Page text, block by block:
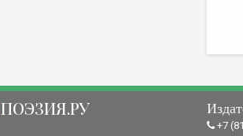
ПОЭЗИЯ.РУ
+7